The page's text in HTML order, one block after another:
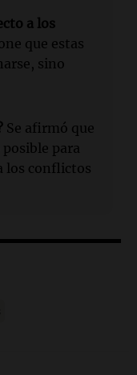
a los
que estas
sino
Se afirmó que
para
los conflictos